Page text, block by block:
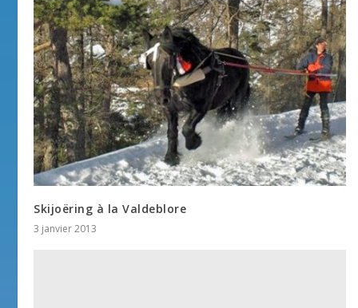
Skijoëring à la Valdeblore
3 janvier 2013